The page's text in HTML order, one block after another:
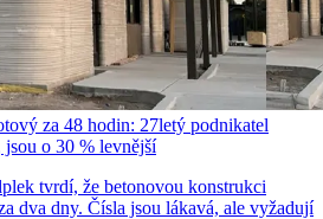
za 48 hodin: 27letý podnikatel
jsou o 30 % levnější
tvrdí, že betonovou konstrukci
dva dny. Čísla jsou lákavá, ale vyžadují